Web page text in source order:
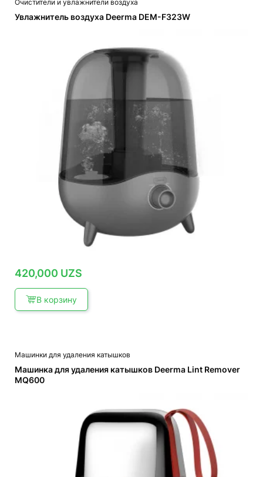
Очистители и увлажнители воздуха
Увлажнитель воздуха Deerma DEM-F323W
420,000 UZS
В корзину
Машинки для удаления катышков
Машинка для удаления катышков Deerma Lint Remover
MQ600